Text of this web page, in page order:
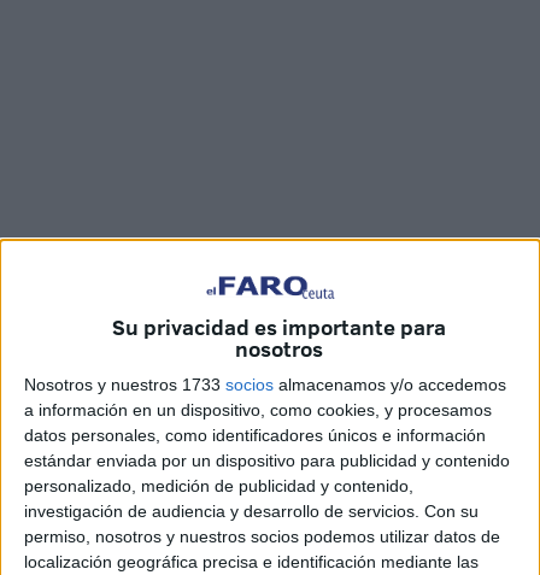
Su privacidad es importante para
nosotros
Nosotros y nuestros 1733 socios almacenamos y/o accedemos
a información en un dispositivo, como cookies, y procesamos
datos personales, como identificadores únicos e información
estándar enviada por un dispositivo para publicidad y contenido
personalizado, medición de publicidad y contenido,
investigación de audiencia y desarrollo de servicios. Con su
permiso, nosotros y nuestros socios podemos utilizar datos de
localización geográfica precisa e identificación mediante las
Fotos: D.N. / Vídeo: Juan Mosquera
La Asociación Cultural deDescendientes Militaresdel
Cuerpo deRegulares de Ceuta (Acudemire) ha querido
tener un detalle con el presidente de la AD Ceuta,
Hamido, por su dedicación y su afán porque los ceutíes se
unan y amen los colores de suclub.